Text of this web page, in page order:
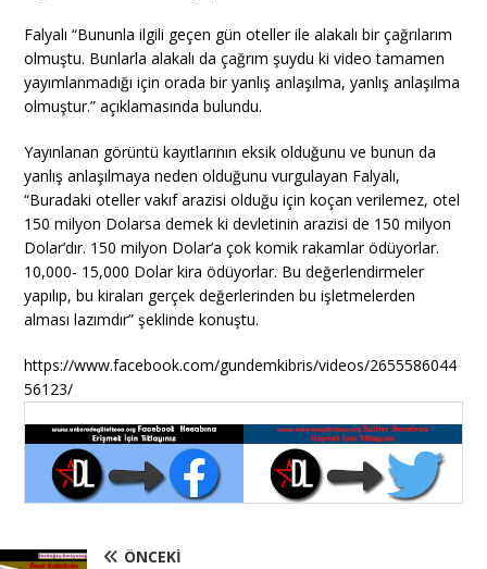
Falyalı “Bununla ilgili geçen gün oteller ile alakalı bir çağrılarım
olmuştu. Bunlarla alakalı da çağrım şuydu ki video tamamen
yayımlanmadığı için orada bir yanlış anlaşılma, yanlış anlaşılma
olmuştur.” açıklamasında bulundu.
Yayınlanan görüntü kayıtlarının eksik olduğunu ve bunun da
yanlış anlaşılmaya neden olduğunu vurgulayan Falyalı,
“Buradaki oteller vakıf arazisi olduğu için koçan verilemez, otel
150 milyon Dolarsa demek ki devletinin arazisi de 150 milyon
Dolar’dır. 150 milyon Dolar’a çok komik rakamlar ödüyorlar.
10,000- 15,000 Dolar kira ödüyorlar. Bu değerlendirmeler
yapılıp, bu kiraları gerçek değerlerinden bu işletmelerden
alması lazımdır” şeklinde konuştu.
https://www.facebook.com/gundemkibris/videos/2655586044
56123/
ÖNCEKI